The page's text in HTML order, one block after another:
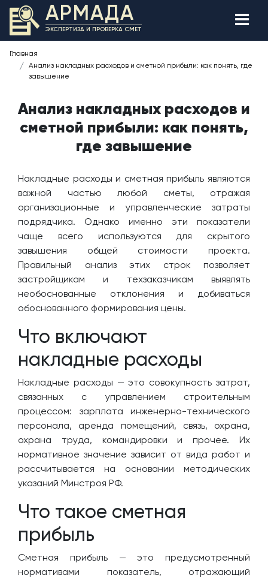
АРМАДА
ЭКСПЕРТИЗА И ПРОВЕРКА СМЕТ
Главная
Анализ накладных расходов и сметной прибыли: как понять, где
завышение
Анализ накладных расходов и
сметной прибыли: как понять,
где завышение
Накладные расходы и сметная прибыль являются
важной частью любой сметы, отражая
организационные и управленческие затраты
подрядчика. Однако именно эти показатели
чаще всего используются для скрытого
завышения общей стоимости проекта.
Правильный анализ этих строк позволяет
застройщикам и техзаказчикам выявлять
необоснованные отклонения и добиваться
обоснованного формирования цены.
Что включают
накладные расходы
Накладные расходы — это совокупность затрат,
связанных с управлением строительным
процессом: зарплата инженерно-технического
персонала, аренда помещений, связь, охрана,
охрана труда, командировки и прочее. Их
нормативное значение зависит от вида работ и
рассчитывается на основании методических
указаний Минстроя РФ.
Что такое сметная
прибыль
Сметная прибыль — это предусмотренный
нормативами показатель, отражающий